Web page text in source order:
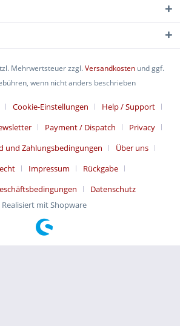
Mehrwertsteuer zzgl.Versandkosten und ggf.
wenn nicht anders beschrieben
Cookie-Einstellungen
Help / Support
Payment / Dispatch
Privacy
und Zahlungsbedingungen
Über uns
Impressum
Rückgabe
Datenschutz
Realisiert mit Shopware